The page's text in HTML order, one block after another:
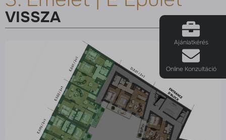
Ajánlatkérés
Online Konzultáció
VISSZA